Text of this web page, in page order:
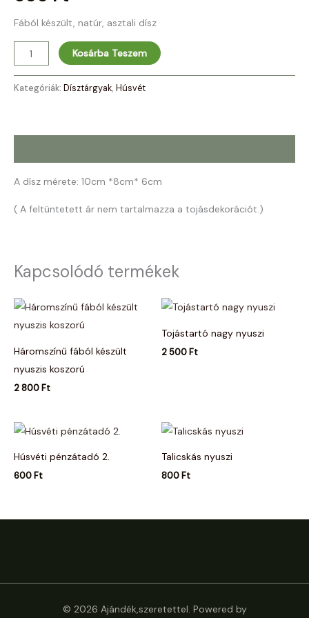
Fából készült, natúr, asztali dísz
Kosárba Teszem
Kategóriák: Dísztárgyak, Húsvét
A dísz mérete: 10cm *8cm* 6cm
( A feltüntetett ár nem tartalmazza a tojásdekorációt.)
Kapcsolódó termékek
Háromszínű fából készült
nyuszis koszorú
2 800 Ft
Tojástartó nagy nyuszi
2 500 Ft
Húsvéti pénzátadó 2.
600 Ft
Talicskás nyuszi
800 Ft
© 2026 Ajándék,szeretettel. Powered by